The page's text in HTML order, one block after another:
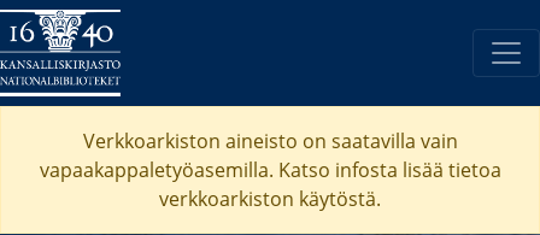
Verkkoarkiston aineisto on saatavilla vain
vapaakappaletyöasemilla. Katso infosta lisää tietoa
verkkoarkiston käytöstä.